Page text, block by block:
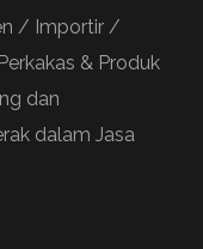
/ Importir /
& Produk
dan
dalam Jasa